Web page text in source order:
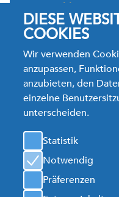
DIESE
COOKIES
Wir verwenden
anzupassen,
anzubieten, den
einzelne
unterscheiden.
Statistik
Notwendig
Präferenzen
Westerwaldstrasse 26,
35764 Sinn-Fleisbach
Deutschland
TechService Tel.
Fax:
Jobs E-Mail:
Info E-Mail:
CenterLine Germany